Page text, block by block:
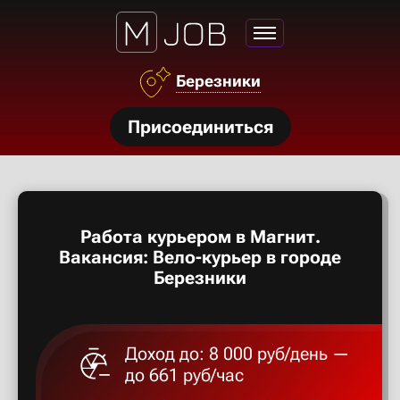
Березники
Присоединиться
Работа курьером в Магнит.
Вакансия: Вело-курьер в городе
Березники
Доход до: 8 000 руб/день —
до 661 руб/час